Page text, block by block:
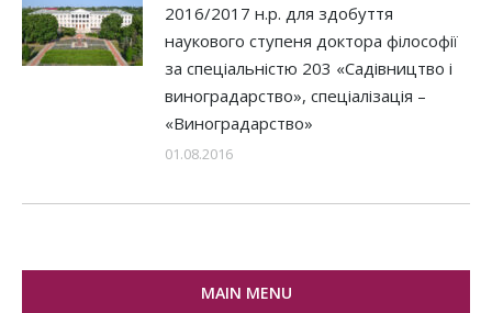
2016/2017 н.р. для здобуття
наукового ступеня доктора філософії
за спеціальністю 203 «Садівництво і
виноградарство», спеціалізація –
«Виноградарство»
01.08.2016
MAIN MENU